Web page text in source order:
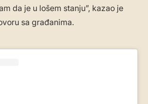
da je u lošem stanju”, kazao je
sa građanima.